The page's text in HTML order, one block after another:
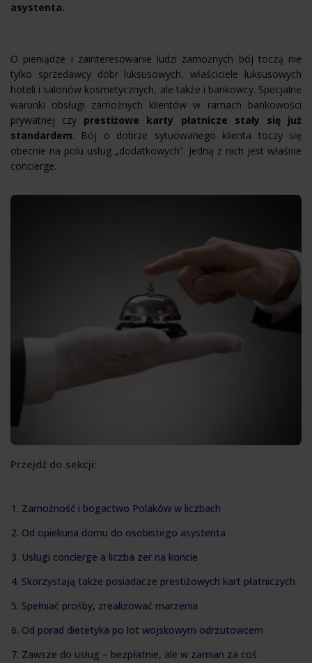
asystenta.
O pieniądze i zainteresowanie ludzi zamożnych bój toczą nie
tylko sprzedawcy dóbr luksusowych, właściciele luksusowych
hoteli i salonów kosmetycznych, ale także i bankowcy. Specjalne
warunki obsługi zamożnych klientów w ramach bankowości
prywatnej czy prestiżowe karty płatnicze stały się już
standardem. Bój o dobrze sytuowanego klienta toczy się
obecnie na polu usług „dodatkowych”. Jedną z nich jest właśnie
concierge.
Przejdź do sekcji:
1. Zamożność i bogactwo Polaków w liczbach
2. Od opiekuna domu do osobistego asystenta
3. Usługi concierge a liczba zer na koncie
4. Skorzystają także posiadacze prestiżowych kart płatniczych
5. Spełniać prośby, zrealizować marzenia
6. Od porad dietetyka po lot wojskowym odrzutowcem
7. Zawsze do usług – bezpłatnie, ale w zamian za coś